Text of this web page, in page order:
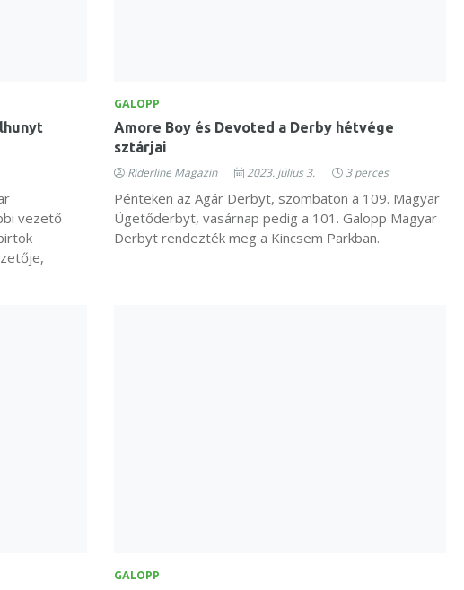
vezető
GALOPP
Amore Boy és Devoted a Derby hétvége
sztárjai
Riderline Magazin 2023. július 3. 3 perces
Pénteken az Agár Derbyt, szombaton a 109. Magyar
Ügetőderbyt, vasárnap pedig a 101. Galopp Magyar
Derbyt rendezték meg a Kincsem Parkban.
GALOPP